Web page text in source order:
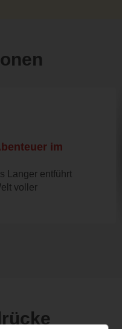
im
Langer entführt
voller